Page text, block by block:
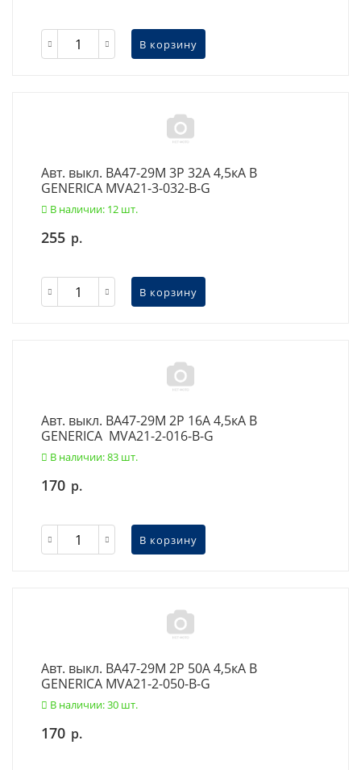
В корзину
Авт. выкл. ВА47-29М 3P 32А 4,5кА B
GENERICA MVA21-3-032-B-G
В наличии: 12 шт.
255 р.
В корзину
Авт. выкл. ВА47-29М 2P 16А 4,5кА B
GENERICA MVA21-2-016-B-G
В наличии: 83 шт.
170 р.
В корзину
Авт. выкл. ВА47-29М 2P 50А 4,5кА B
GENERICA MVA21-2-050-B-G
В наличии: 30 шт.
170 р.